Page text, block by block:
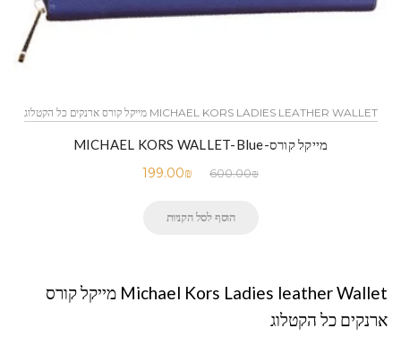
MICHAEL KORS LADIES LEATHER WALLET מייקל קורס ארנקים כל הקטלוג
מייקל קורס-MICHAEL KORS WALLET-Blue
600.00₪
199.00₪
הוסף לסל הקניות
Michael Kors Ladies leather Wallet מייקל קורס
ארנקים כל הקטלוג